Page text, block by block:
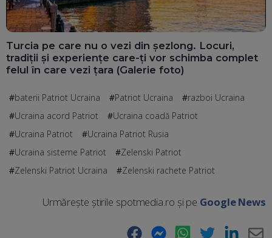
Turcia pe care nu o vezi din șezlong. Locuri,
tradiții și experiențe care-ți vor schimba complet
felul în care vezi țara (Galerie foto)
baterii Patriot Ucraina Patriot Ucraina
razboi Ucraina
Ucraina acord Patriot
Ucraina coadă Patriot
Ucraina Patriot
Ucraina Patriot Rusia
Ucraina sisteme Patriot
Zelenski Patriot
Zelenski Patriot Ucraina
Zelenski rachete Patriot
Urmărește știrile spotmedia.ro și pe Google News
Facebook Messenger WhatsApp Twitter LinkedIn